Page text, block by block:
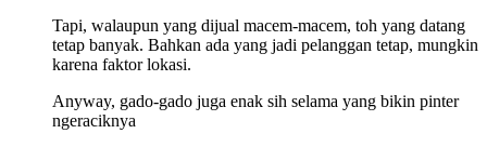
Tapi, walaupun yang dijual macem-macem, toh yang datang
tetap banyak. Bahkan ada yang jadi pelanggan tetap, mungkin
karena faktor lokasi.
Anyway, gado-gado juga enak sih selama yang bikin pinter
ngeraciknya